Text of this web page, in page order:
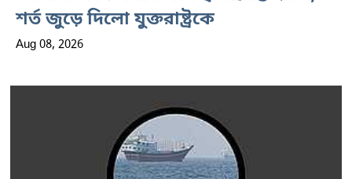
শর্ত জুড়ে দিলো যুক্তরাষ্ট্রকে
Aug 08, 2026